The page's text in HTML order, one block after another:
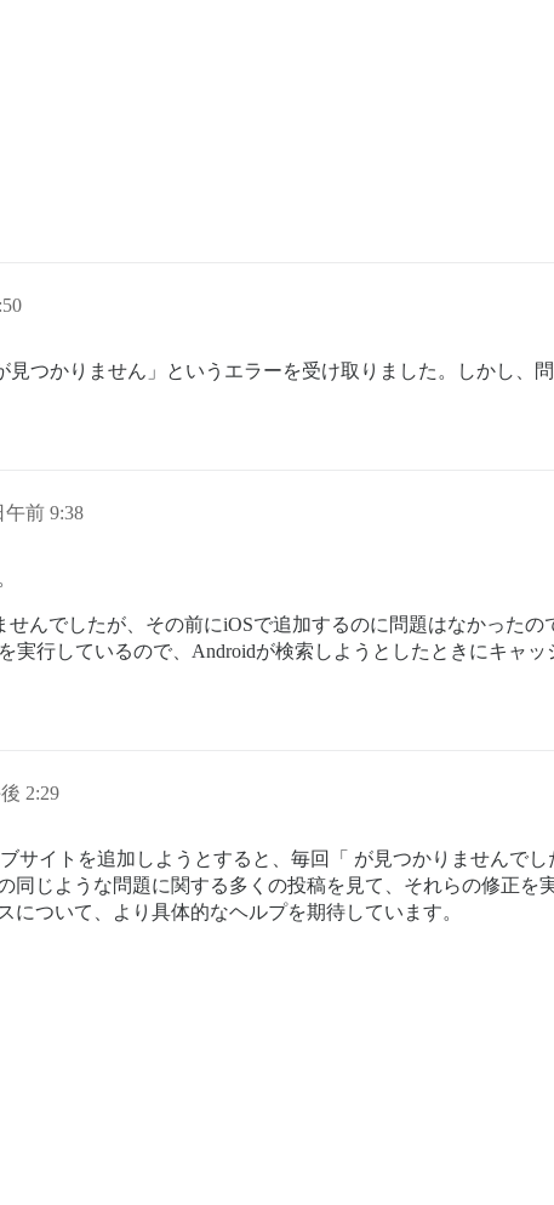
つかりません」というエラーを受け取りました。しかし、
午前 9:38
せんでしたが、その前にiOSで追加するのに問題はなかった
実行しているので、Androidが検索しようとしたときにキャッ
2:29
サイトを追加しようとすると、毎回「 が見つかりませんで
同じような問題に関する多くの投稿を見て、それらの修正を
ついて、より具体的なヘルプを期待しています。